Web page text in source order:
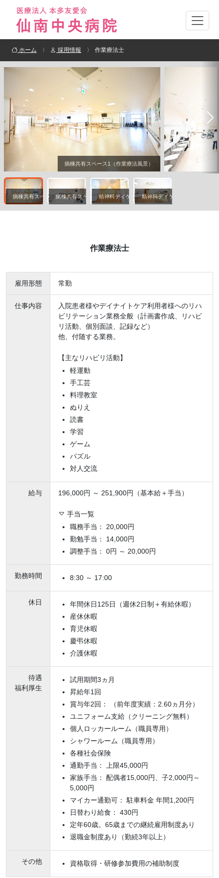
ホーム 採用情報 作業療法士
病棟共有スペース1（作業療法風景）
病棟共有スペース1（作業療法風景）
病棟共有スペース2（作業療法風景）
精神科デイケア 精神科デイケア多目的ホール
作業療法士
雇用形態 常勤
仕事内容
入院患者様やデイナイトケア利用者様へのリハ
ビリテーション業務全般（計画書作成、リハビ
リ活動、個別面談、記録など）
他、付随する業務。
【主なリハビリ活動】
軽運動
手工芸
料理教室
ぬりえ
読書
学習
ゲーム
パズル
対人交流
給与 196,000円 ～ 251,900円（基本給＋手当）
手当一覧
職務手当： 20,000円
勤勉手当： 14,000円
調整手当： 0円 ～ 20,000円
勤務時間 8:30 ～ 17:00
休日
年間休日125日（週休2日制＋有給休暇）
産休休暇
育児休暇
慶弔休暇
介護休暇
待遇
福利厚生
試用期間3ヵ月
昇給年1回
賞与年2回： （前年度実績：2.60ヵ月分）
ユニフォーム支給（クリーニング無料）
個人ロッカールーム（職員専用）
シャワールーム（職員専用）
各種社会保険
通勤手当： 上限45,000円
家族手当： 配偶者15,000円、子2,000円～
5,000円
マイカー通勤可： 駐車料金 年間1,200円
日替わり給食： 430円
定年60歳。65歳までの継続雇用制度あり
退職金制度あり（勤続3年以上）
その他 資格取得・研修参加費用の補助制度